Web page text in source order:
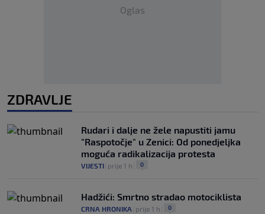
Oglas
ZDRAVLJE
Rudari i dalje ne žele napustiti jamu
"Raspotočje" u Zenici: Od ponedjeljka
moguća radikalizacija protesta
VIJESTI prije 1 h 0
Hadžići: Smrtno stradao motociklista
CRNA HRONIKA prije 1 h 0